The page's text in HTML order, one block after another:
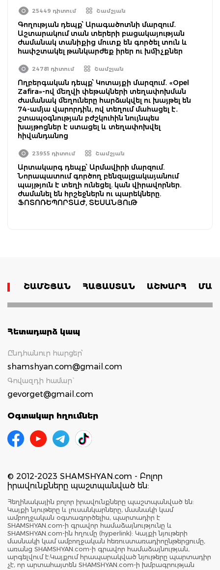
25449 դիտում Շամշյան
Գողության դեպք՝ Արագածոտնի մարզում․
Աշտարակում տան տերերի բացակայության
ժամանակ տանիքից մուտք են գործել տուն և
հափշտակել թանկարժեք իրեր ու խմիչքներ
24781 դիտում Շամշյան
Ողբերգական դեպք՝ Կոտայքի մարզում․ «Opel
Zafira»-ով մեղվի փեթակների տեղափոխման
ժամանակ մեղուները հարձակվել ու խայթել են
74-ամյա վարորդին, ով տեղում մահացել է․
շտապօգնության բժշկուհին նույնպես
խայթոցներ է ստացել և տեղափոխվել
հիվանդանոց
23955 դիտում Շամշյան
Արտակարգ դեպք՝ Արմավիրի մարզում.
Նորապատում գործող բենզալցակայանում
պայթյուն է տեղի ունեցել. կան վիրավորներ.
ժամանել են հրշեջներն ու պարեկները.
ՖՈՏՈՌԵՊՈՐՏԱԺ, ՏԵՍԱՆՅՈւԹ
ՇԱՄՇՅԱՆ ՀԱՅԱՍՏԱՆ ԱՇԽԱՐՀ
Հետադարձ կապ
Ընդհանուր հարցեր՝
shamshyan.com@gmail.com
Գովազդի համար`
gevorget@gmail.com
Օգտակար հղումներ
© 2012-2023 SHAMSHYAN.com - Բոլոր
իրավունքները պաշտպանված են:
Հեղինակային բոլոր իրավունքները պաշտպանված են:
Կայքի նյութերը և լուսանկարները, մասնակի կամ
ամբողջական օգտագործելիս, պարտադիր է
SHAMSHYAN.com-ի գրավոր համաձայնությունը և
SHAMSHYAN.com-ին հղումը (hyperlink): Կայքի նյութերի
մասնակի կամ ամբողջական հեռուստառադիոընթերցումը,
առանց SHAMSHYAN.com-ի գրավոր համաձայնության,
արգելվում է:Կայքում հրապարակված նյութերը պարտադիր
չէ, որ արտահայտեն SHAMSHYAN.com-ի խմբագրության